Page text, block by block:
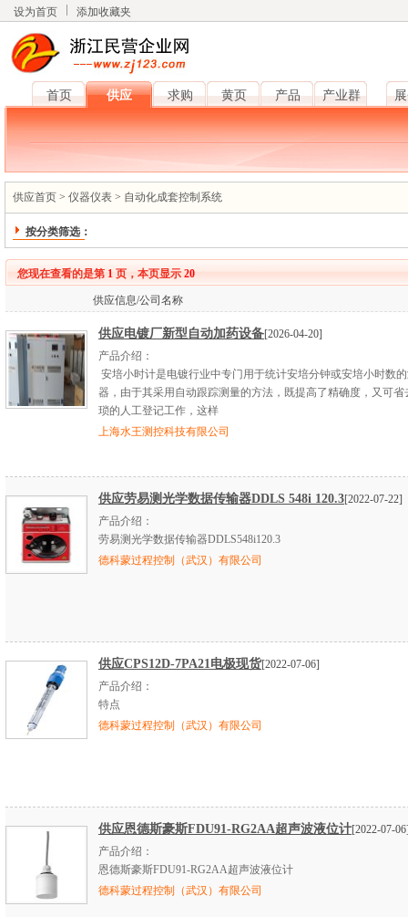
设为首页 添加收藏夹
首页 供应 求购 黄页 产品 产业群
供应首页 > 仪器仪表 > 自动化成套控制系统
按分类筛选：
您现在查看的是第 1 页，本页显示 20
供应信息/公司名称
供应电镀厂新型自动加药设备[2026-04-20]
产品介绍：
安培小时计是电镀行业中专门用于统计安培分钟或安培小时数
器，由于其采用自动跟踪测量的方法，既提高了精确度，又可省
琐的人工登记工作，这样
上海水王测控科技有限公司
供应劳易测光学数据传输器DDLS 548i 120.3[2022-07-22]
产品介绍：
劳易测光学数据传输器DDLS548i120.3
德科蒙过程控制（武汉）有限公司
供应CPS12D-7PA21电极现货[2022-07-06]
产品介绍：
特点
德科蒙过程控制（武汉）有限公司
供应恩德斯豪斯FDU91-RG2AA超声波液位计[2022-07-
产品介绍：
恩德斯豪斯FDU91-RG2AA超声波液位计
德科蒙过程控制（武汉）有限公司